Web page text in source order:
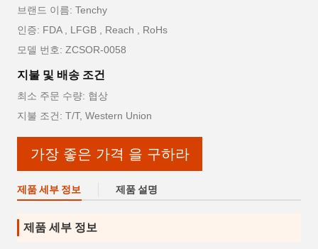
브랜드 이름: Tenchy
인증: FDA , LFGB , Reach , RoHs
모델 번호: ZCSOR-0058
지불 및 배송 조건
최소 주문 수량: 협상
지불 조건: T/T, Western Union
가장 좋은 가격 을 구하라
제품 세부 정보 제품 설명
제품 세부 정보